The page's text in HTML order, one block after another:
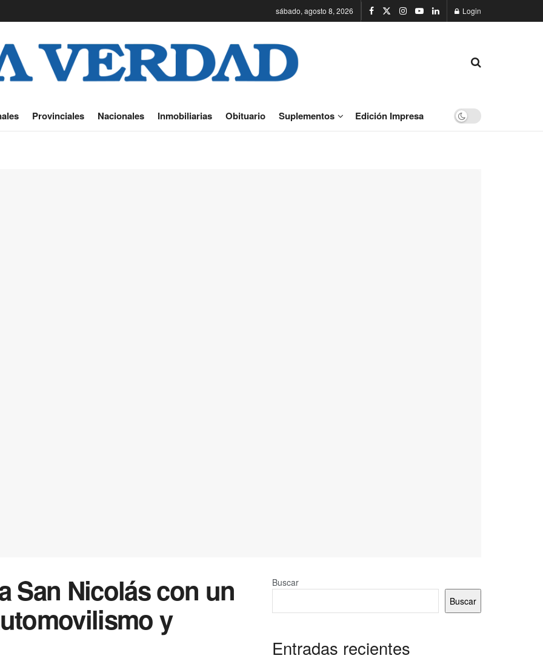
sábado, agosto 8, 2026 Login
Provinciales Nacionales Inmobiliarias Obituario Suplementos Edición Impresa
San Nicolás con un
y
Buscar
Buscar
Entradas recientes